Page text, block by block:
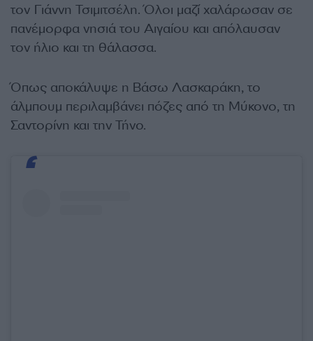
τον Γιάννη Τσιμιτσέλη. Όλοι μαζί χαλάρωσαν σε
πανέμορφα νησιά του Αιγαίου και απόλαυσαν
τον ήλιο και τη θάλασσα.
Όπως αποκάλυψε η Βάσω Λασκαράκη, το
άλμπουμ περιλαμβάνει πόζες από τη Μύκονο, τη
Σαντορίνη και την Τήνο.